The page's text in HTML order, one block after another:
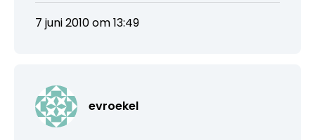
7 juni 2010 om 13:49
evroekel